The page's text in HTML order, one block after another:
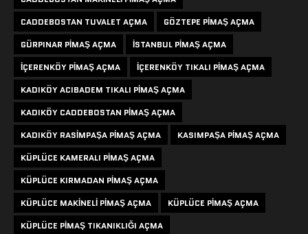
CADDEBOSTAN TUVALET AÇMA
GÖZTEPE PIMAŞ AÇMA
GÜRPINAR PIMAŞ AÇMA
ISTANBUL PIMAŞ AÇMA
IÇERENKÖY PIMAŞ AÇMA
IÇERENKÖY TIKALI PIMAŞ AÇMA
KADIKÖY ACIBADEM TIKALI PIMAŞ AÇMA
KADIKÖY CADDEBOSTAN PIMAŞ AÇMA
KADIKÖY RASIMPAŞA PIMAŞ AÇMA
KASIMPAŞA PIMAŞ AÇMA
KÜPLÜCE KAMERALI PIMAŞ AÇMA
KÜPLÜCE KIRMADAN PIMAŞ AÇMA
KÜPLÜCE MAKINELI PIMAŞ AÇMA
KÜPLÜCE PIMAŞ AÇMA
KÜPLÜCE PIMAŞ TIKANIKLIĞI AÇMA